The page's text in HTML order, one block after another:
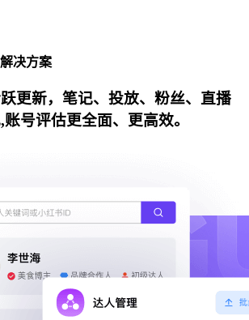
决方案
更新，笔记、投放、粉丝、直播
号评估更全面、更高效。